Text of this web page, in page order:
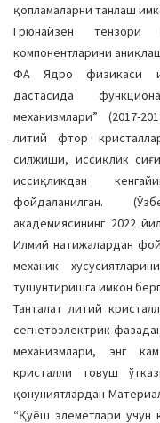
қопламаларни танлаш
Грюнайзен тензори
компонентларини
ФА Ядро физикаси
дастасида
механизмлари” (2017-
литий фтор
силжиши, иссиқлик
иссиқликдан
фойдаланилган.
академиясининг 2022
Илмий натижалардан
механик
тушунтиришга имкон
Танталат литий
сегнетоэлектрик
механизмлари, энг
кристалли товуш
қонуниятлардан
“Қуёш элеметлари учун